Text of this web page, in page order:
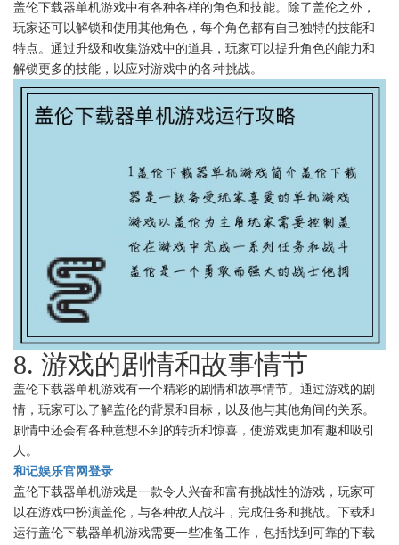
盖伦下载器单机游戏中有各种各样的角色和技能。除了盖伦之外，
玩家还可以解锁和使用其他角色，每个角色都有自己独特的技能和
特点。通过升级和收集游戏中的道具，玩家可以提升角色的能力和
解锁更多的技能，以应对游戏中的各种挑战。
8. 游戏的剧情和故事情节
盖伦下载器单机游戏有一个精彩的剧情和故事情节。通过游戏的剧
情，玩家可以了解盖伦的背景和目标，以及他与其他角间的关系。
剧情中还会有各种意想不到的转折和惊喜，使游戏更加有趣和吸引
人。
和记娱乐官网登录
盖伦下载器单机游戏是一款令人兴奋和富有挑战性的游戏，玩家可
以在游戏中扮演盖伦，与各种敌人战斗，完成任务和挑战。下载和
运行盖伦下载器单机游戏需要一些准备工作，包括找到可靠的下载